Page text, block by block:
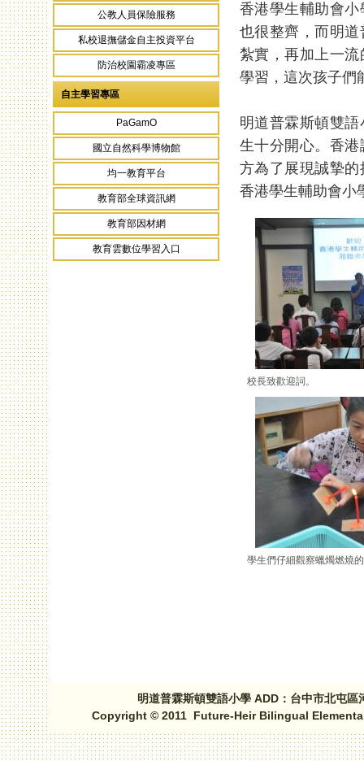
公教人員保險服務
私校退撫儲金自主投資平台
防治校園霸凌專區
自主學習專區
PaGamO
國立自然科學博物館
均一教育平台
教育部全球資訊網
教育部因材網
教育雲數位學習入口
香港學生輔助會
也很整齊，而明
紮實，再加上一
學習，這次孩子們
明道普霖斯頓雙
生十分開心。香
方為了展現誠摯
香港學生輔助會小
校長致歡迎詞。
學生們仔細觀察蠟燭燃燒
明道普霖斯頓雙語小學 ADD：台中市北屯
Copyright © 2011 Future-Heir Bilingual